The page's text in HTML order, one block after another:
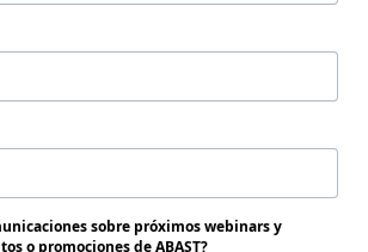
sobre próximos webinars y
o promociones de ABAST?